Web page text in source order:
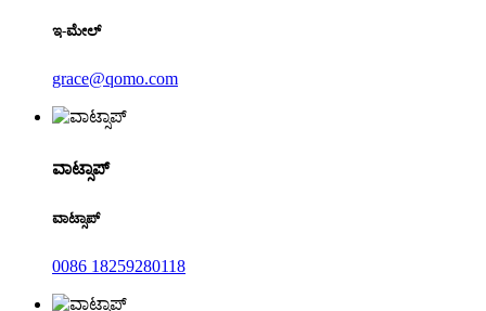
ಇ-ಮೇಲ್
grace@qomo.com
ವಾಟ್ಸಾಪ್
ವಾಟ್ಸಾಪ್
0086 18259280118